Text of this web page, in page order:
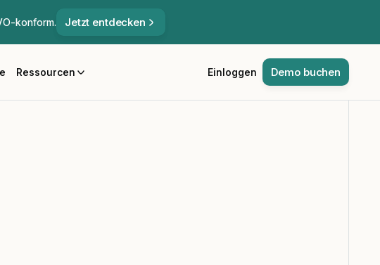
konform. Jetzt entdecken
Ressourcen Einloggen Demo buchen